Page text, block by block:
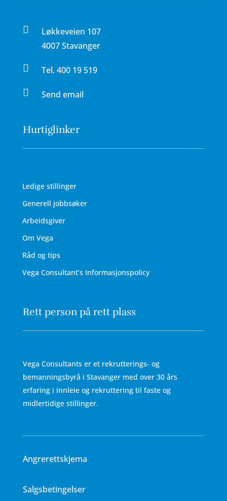

Løkkeveien 107
4007 Stavanger

Tel.400 19 519

Send email
Hurtiglinker
Ledige stillinger
Generell jobbsøker
Arbeidsgiver
Om Vega
Råd og tips
Vega Consultant’s Informasjonspolicy
Rett person på rett plass
Vega Consultants er et rekrutterings- og
bemanningsbyrå i Stavanger med over 30 års
erfaring i innleie og rekruttering til faste og
midlertidige stillinger.
Angrerettskjema
Salgsbetingelser